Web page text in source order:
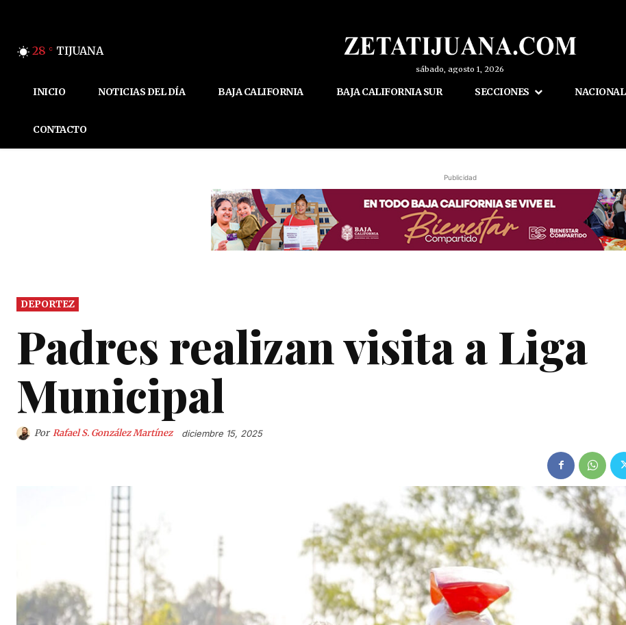
28 C TIJUANA
sábado, agosto 1, 2026
INICIO NOTICIAS DEL DÍA BAJA CALIFORNIA BAJA CALIFORNIA SUR SECCIONES NACIONAL
CONTACTO
Publicidad
DEPORTEZ
Padres realizan visita a Liga
Municipal
Por Rafael S. González Martínez diciembre 15, 2025